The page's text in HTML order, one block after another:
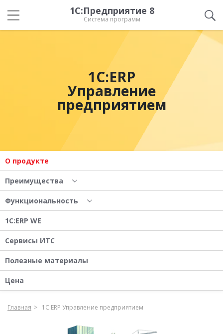
1С:Предприятие 8
Система программ
1С:ERP
Управление
предприятием
О продукте
Преимущества
Функциональность
1С:ERP WE
Сервисы ИТС
Полезные материалы
Цена
Главная 1С:ERP Управление предприятием